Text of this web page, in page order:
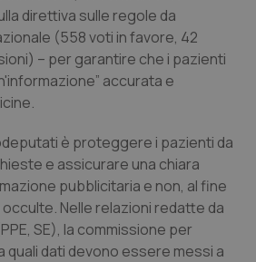
direttiva sulle regole da
(558 voti in favore, 42
– per garantire che i pazienti
accurata e
è proteggere i pazienti da
e assicurare una chiara
pubblicitaria e non, al fine
Nelle relazioni redatte da
SE), la commissione per
dati devono essere messi a